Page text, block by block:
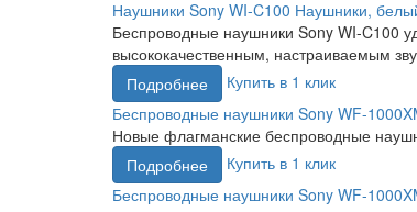
Наушники Sony WI-C100 Наушники,
Беспроводные наушники Sony WI-C100
высококачественным, настраиваемым
Подробнее
Купить в 1 клик
Беспроводные наушники Sony WF-
Новые флагманские беспроводные
Подробнее
Купить в 1 клик
Беспроводные наушники Sony WF-